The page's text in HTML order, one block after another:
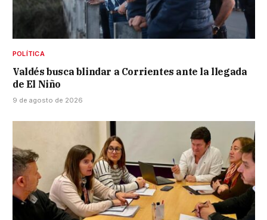
POLÍTICA
Valdés busca blindar a Corrientes ante la llegada
de El Niño
9 de agosto de 2026